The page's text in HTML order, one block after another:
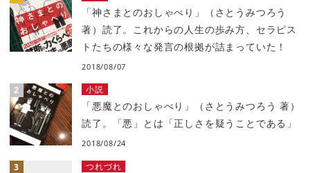
「神さまとのおしゃべり」（さとうみつろう
著）読了。これからの人生の歩み方、セラピス
トたちの様々な発言の根拠が詰まっていた！
2018/08/07
小説
「悪魔とのおしゃべり」（さとうみつろう 著）
読了。「悪」とは「正しさを疑うことである」
2018/08/24
つれづれ